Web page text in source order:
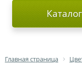
Каталог
Главная страница